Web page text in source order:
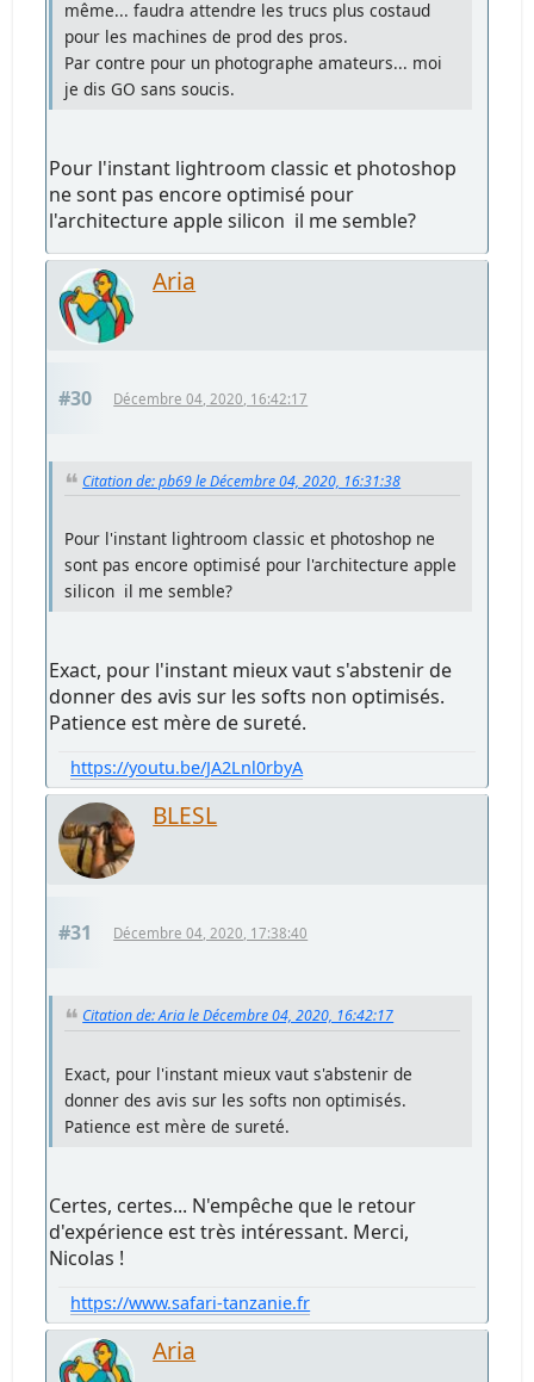
même... faudra attendre les trucs plus costaud
pour les machines de prod des pros.
Par contre pour un photographe amateurs... moi
je dis GO sans soucis.
Pour l'instant lightroom classic et photoshop
ne sont pas encore optimisé pour
l'architecture apple silicon il me semble?
Aria
#30 Décembre 04, 2020, 16:42:17
Citation de: pb69 le Décembre 04, 2020, 16:31:38
Pour l'instant lightroom classic et photoshop ne
sont pas encore optimisé pour l'architecture apple
silicon il me semble?
Exact, pour l'instant mieux vaut s'abstenir de
donner des avis sur les softs non optimisés.
Patience est mère de sureté.
https://youtu.be/JA2Lnl0rbyA
BLESL
#31 Décembre 04, 2020, 17:38:40
Citation de: Aria le Décembre 04, 2020, 16:42:17
Exact, pour l'instant mieux vaut s'abstenir de
donner des avis sur les softs non optimisés.
Patience est mère de sureté.
Certes, certes... N'empêche que le retour
d'expérience est très intéressant. Merci,
Nicolas !
https://www.safari-tanzanie.fr
Aria